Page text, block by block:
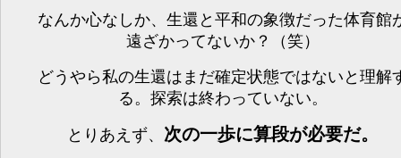
なんか心なしか、生還と平和の象徴だった体育館
遠ざかってないか？（笑）
どうやら私の生還はまだ確定状態ではないと理解
る。探索は終わっていない。
とりあえず、 次の一歩に算段が必要だ。